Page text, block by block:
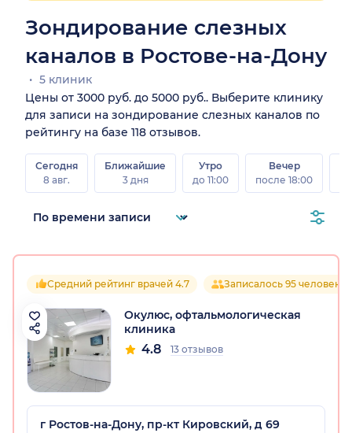
Зондирование слезных
каналов в Ростове-на-Дону
5 клиник
Цены от 3000 руб. до 5000 руб.. Выберите клинику
для записи на зондирование слезных каналов по
рейтингу на базе 118 отзывов.
Сегодня
8 авг.
Ближайшие
3 дня
Утро
до 11:00
Вечер
после 18:00
Средний рейтинг врачей 4.7 Записалось 95 человек
Окулюс, офтальмологическая
клиника
4.8 13 отзывов
г Ростов-на-Дону, пр-кт Кировский, д 69